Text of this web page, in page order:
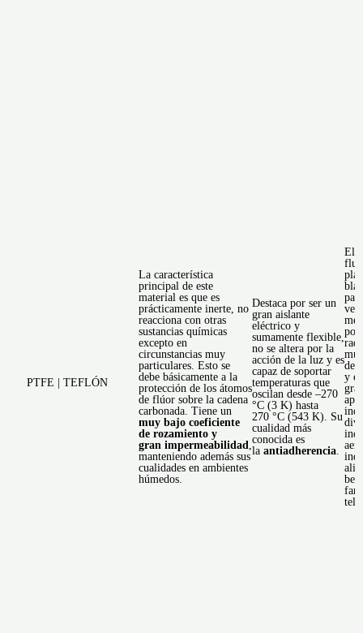
PTFE | TEFLÓN
La característica
principal de este
material es que es
prácticamente inerte, no
reacciona con otras
sustancias químicas
excepto en
circunstancias muy
particulares. Esto se
debe básicamente a la
protección de los átomos
de flúor sobre la cadena
carbonada. Tiene un
muy bajo coeficiente
de rozamiento y
gran impermeabilidad
manteniendo además sus
cualidades en ambientes
húmedos.
Destaca por ser un
gran aislante
eléctrico y
sumamente flexible,
no se altera por la
acción de la luz y es
capaz de soportar
temperaturas que
oscilan desde –270
°C (3 K) hasta
270 °C (543 K). Su
cualidad más
conocida es
la antiadherencia
El
de
y